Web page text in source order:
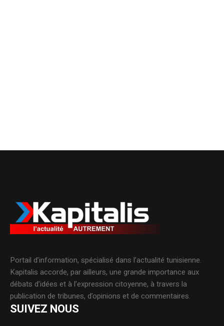
Portail d’information, spécialisé dans l’actualité tunisienne.
Kapitalis accorde, par ailleurs, une grande importance aux
débats d’idées et à l’expression citoyenne, à travers la
publication de tribunes, d’opinions et de commentaires.
SUIVEZ NOUS